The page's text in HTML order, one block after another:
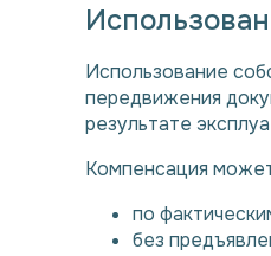
Использование
передвижения
результате
Компенсация
по
без